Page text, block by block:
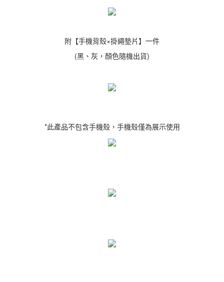
附【手機背殼×掛繩墊片】一件
(黑、灰，顏色隨機出貨)
*此產品不包含手機殼，手機殼僅為展示使用